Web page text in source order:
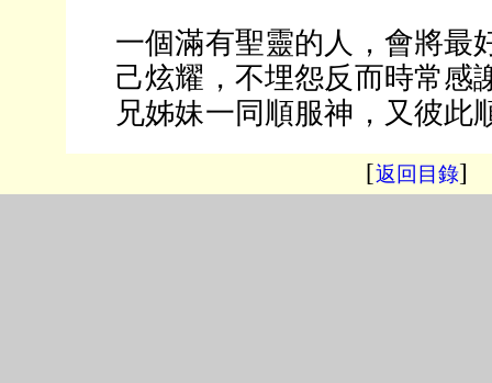
一個滿有聖靈的人，會將最
己炫耀，不埋怨反而時常感
兄姊妹一同順服神，又彼此
[返回目錄]